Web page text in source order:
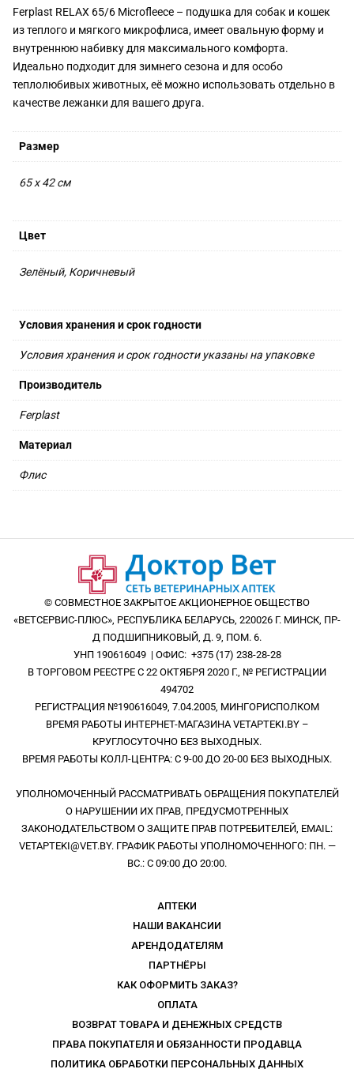
Ferplast RELAX 65/6 Microfleece – подушка для собак и кошек
из теплого и мягкого микрофлиса, имеет овальную форму и
внутреннюю набивку для максимального комфорта.
Идеально подходит для зимнего сезона и для особо
теплолюбивых животных, её можно использовать отдельно в
качестве лежанки для вашего друга.
Размер
65 х 42 см
Цвет
Зелёный, Коричневый
Условия хранения и срок годности
Условия хранения и срок годности указаны на упаковке
Производитель
Ferplast
Материал
Флис
© СОВМЕСТНОЕ ЗАКРЫТОЕ АКЦИОНЕРНОЕ ОБЩЕСТВО
«ВЕТСЕРВИС-ПЛЮС», РЕСПУБЛИКА БЕЛАРУСЬ, 220026 Г. МИНСК, ПР-
Д ПОДШИПНИКОВЫЙ, Д. 9, ПОМ. 6.
УНП 190616049 | ОФИС: +375 (17) 238-28-28
В ТОРГОВОМ РЕЕСТРЕ С 22 ОКТЯБРЯ 2020 Г., № РЕГИСТРАЦИИ
494702
РЕГИСТРАЦИЯ №190616049, 7.04.2005, МИНГОРИСПОЛКОМ
ВРЕМЯ РАБОТЫ ИНТЕРНЕТ-МАГАЗИНА VETAPTEKI.BY –
КРУГЛОСУТОЧНО БЕЗ ВЫХОДНЫХ.
ВРЕМЯ РАБОТЫ КОЛЛ-ЦЕНТРА: С 9-00 ДО 20-00 БЕЗ ВЫХОДНЫХ.
УПОЛНОМОЧЕННЫЙ РАССМАТРИВАТЬ ОБРАЩЕНИЯ ПОКУПАТЕЛЕЙ
О НАРУШЕНИИ ИХ ПРАВ, ПРЕДУСМОТРЕННЫХ
ЗАКОНОДАТЕЛЬСТВОМ О ЗАЩИТЕ ПРАВ ПОТРЕБИТЕЛЕЙ, EMAIL:
VETAPTEKI@VET.BY. ГРАФИК РАБОТЫ УПОЛНОМОЧЕННОГО: ПН. —
ВС.: С 09:00 ДО 20:00.
АПТЕКИ
НАШИ ВАКАНСИИ
АРЕНДОДАТЕЛЯМ
ПАРТНЁРЫ
КАК ОФОРМИТЬ ЗАКАЗ?
ОПЛАТА
ВОЗВРАТ ТОВАРА И ДЕНЕЖНЫХ СРЕДСТВ
ПРАВА ПОКУПАТЕЛЯ И ОБЯЗАННОСТИ ПРОДАВЦА
ПОЛИТИКА ОБРАБОТКИ ПЕРСОНАЛЬНЫХ ДАННЫХ